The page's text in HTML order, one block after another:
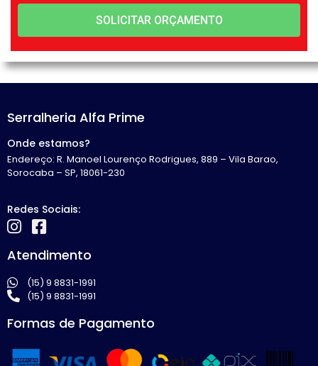
SOLICITAR ORÇAMENTO
Serralheria Alfa Prime
Onde estamos?
Endereço: R. Manoel Lourenço Rodrigues, 889 – Vila Barao,
Sorocaba – SP, 18061-230
Redes Sociais:
Atendimento
(15) 9 8831-1991
(15) 9 8831-1991
Formas de Pagamento